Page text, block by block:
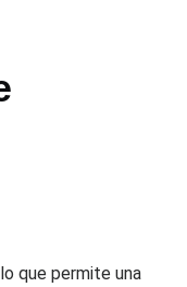
que permite una